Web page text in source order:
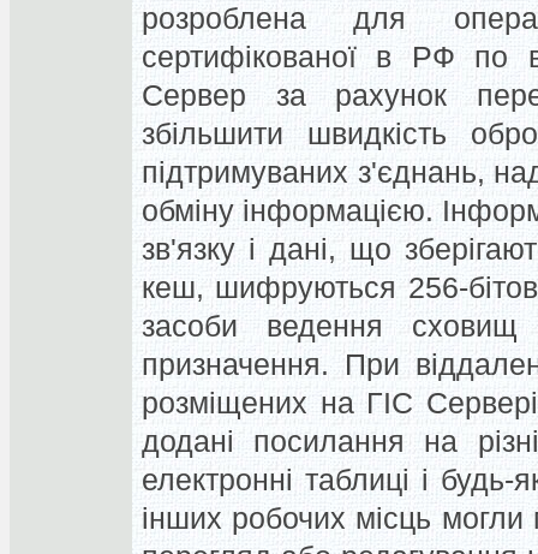
розроблена для
сертифікованої в РФ по
Сервер за рахунок
збільшити швидкість
підтримуваних з'єднань,
обміну інформацією.
зв'язку і дані, що
кеш, шифруються 256-
засоби ведення сховищ
призначення. При
розміщених на ГІС
додані посилання на
електронні таблиці і
інших робочих місць